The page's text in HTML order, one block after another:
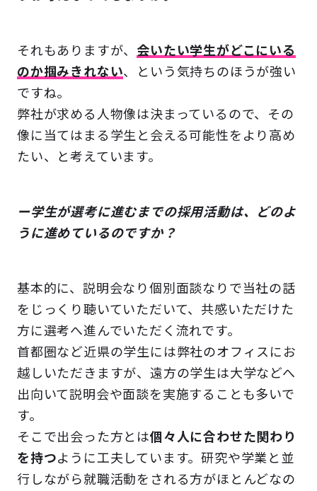
それもありますが、 会いたい学生がどこにいる
のか掴みきれない、という気持ちのほうが強い
ですね。
弊社が求める人物像は決まっているので、その
像に当てはまる学生と会える可能性をより高め
たい、と考えています。
ー学生が選考に進むまでの採用活動は、どのよ
うに進めているのですか？
基本的に、説明会なり個別面談なりで当社の話
をじっくり聴いていただいて、共感いただけた
方に選考へ進んでいただく流れです。
首都圏など近県の学生には弊社のオフィスにお
越しいただきますが、遠方の学生は大学などへ
出向いて説明会や面談を実施することも多いで
す。
そこで出会った方とは個々人に合わせた関わり
を持つように工夫しています。研究や学業と並
行しながら就職活動をされる方がほとんどなの